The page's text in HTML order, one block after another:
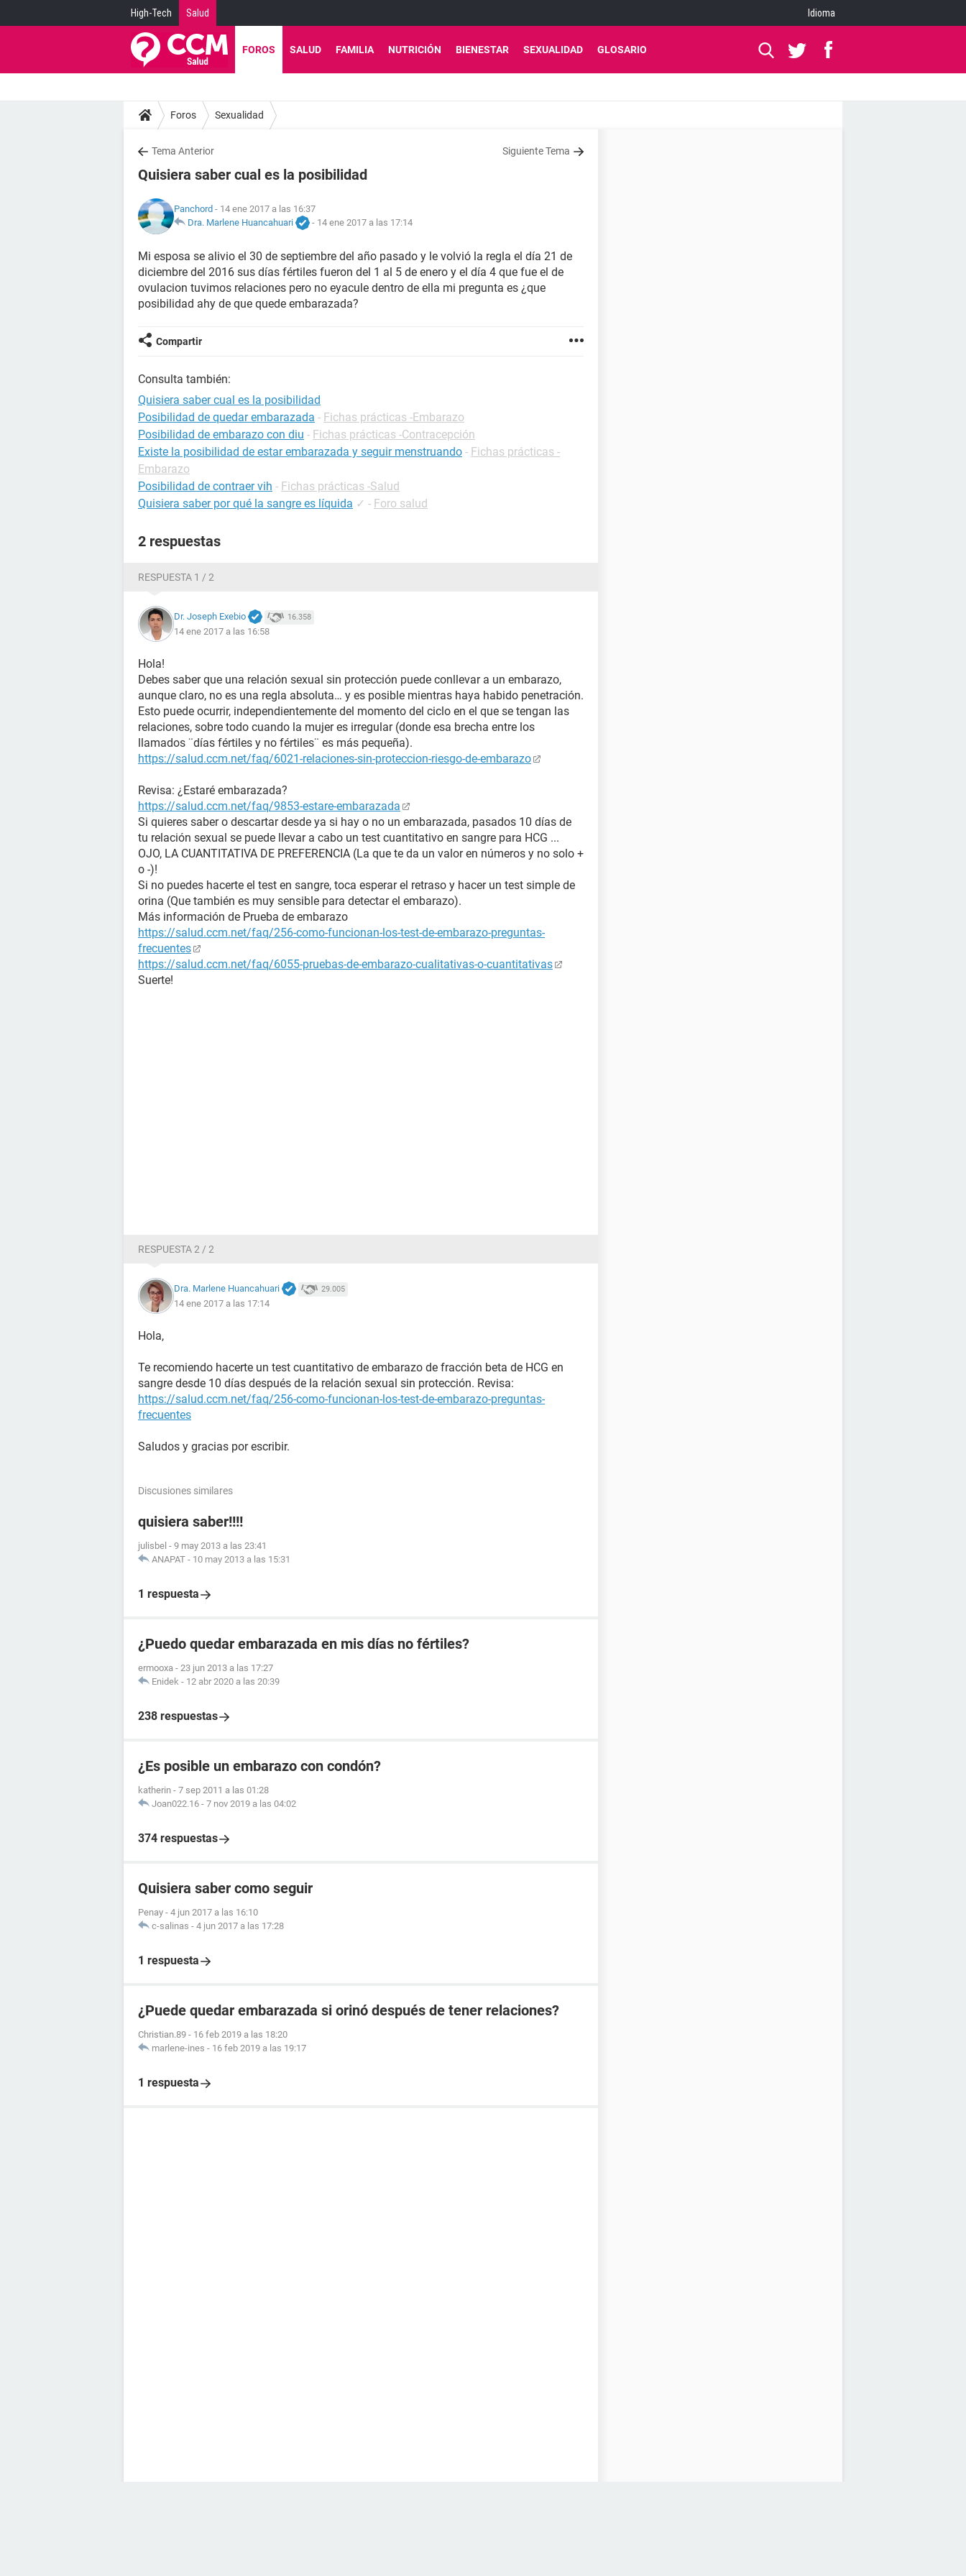
High-Tech Salud Idioma
FOROS SALUD FAMILIA NUTRICIÓN BIENESTAR SEXUALIDAD GLOSARIO
Foros Sexualidad
Tema Anterior Siguiente Tema
Quisiera saber cual es la posibilidad
Panchord - 14 ene 2017 a las 16:37
Dra. Marlene Huancahuari
- 14 ene 2017 a las 17:14
Mi esposa se alivio el 30 de septiembre del año pasado y le volvió la regla el día 21 de
diciembre del 2016 sus días fértiles fueron del 1 al 5 de enero y el día 4 que fue el de
ovulacion tuvimos relaciones pero no eyacule dentro de ella mi pregunta es ¿que
posibilidad ahy de que quede embarazada?
Compartir
Consulta también:
Quisiera saber cual es la posibilidad
Posibilidad de quedar embarazada - Fichas prácticas -Embarazo
Posibilidad de embarazo con diu - Fichas prácticas -Contracepción
Existe la posibilidad de estar embarazada y seguir menstruando - Fichas prácticas -
Embarazo
Posibilidad de contraer vih - Fichas prácticas -Salud
Quisiera saber por qué la sangre es líquida ✓ - Foro salud
2 respuestas
RESPUESTA 1 / 2
Dr. Joseph Exebio 16.358
14 ene 2017 a las 16:58
Hola!
Debes saber que una relación sexual sin protección puede conllevar a un embarazo,
aunque claro, no es una regla absoluta… y es posible mientras haya habido penetración.
Esto puede ocurrir, independientemente del momento del ciclo en el que se tengan las
relaciones, sobre todo cuando la mujer es irregular (donde esa brecha entre los
llamados ¨días fértiles y no fértiles¨ es más pequeña).
https://salud.ccm.net/faq/6021-relaciones-sin-proteccion-riesgo-de-embarazo
Revisa: ¿Estaré embarazada?
https://salud.ccm.net/faq/9853-estare-embarazada
Si quieres saber o descartar desde ya si hay o no un embarazada, pasados 10 días de
tu relación sexual se puede llevar a cabo un test cuantitativo en sangre para HCG ...
OJO, LA CUANTITATIVA DE PREFERENCIA (La que te da un valor en números y no solo +
o -)!
Si no puedes hacerte el test en sangre, toca esperar el retraso y hacer un test simple de
orina (Que también es muy sensible para detectar el embarazo).
Más información de Prueba de embarazo
https://salud.ccm.net/faq/256-como-funcionan-los-test-de-embarazo-preguntas-
frecuentes
https://salud.ccm.net/faq/6055-pruebas-de-embarazo-cualitativas-o-cuantitativas
Suerte!
RESPUESTA 2 / 2
Dra. Marlene Huancahuari 29.005
14 ene 2017 a las 17:14
Hola,
Te recomiendo hacerte un test cuantitativo de embarazo de fracción beta de HCG en
sangre desde 10 días después de la relación sexual sin protección. Revisa:
https://salud.ccm.net/faq/256-como-funcionan-los-test-de-embarazo-preguntas-
frecuentes
Saludos y gracias por escribir.
Discusiones similares
quisiera saber!!!!
julisbel - 9 may 2013 a las 23:41
ANAPAT - 10 may 2013 a las 15:31
1 respuesta
¿Puedo quedar embarazada en mis días no fértiles?
ermooxa - 23 jun 2013 a las 17:27
Enidek - 12 abr 2020 a las 20:39
238 respuestas
¿Es posible un embarazo con condón?
katherin - 7 sep 2011 a las 01:28
Joan022.16 - 7 nov 2019 a las 04:02
374 respuestas
Quisiera saber como seguir
Penay - 4 jun 2017 a las 16:10
c-salinas - 4 jun 2017 a las 17:28
1 respuesta
¿Puede quedar embarazada si orinó después de tener relaciones?
Christian.89 - 16 feb 2019 a las 18:20
marlene-ines - 16 feb 2019 a las 19:17
1 respuesta